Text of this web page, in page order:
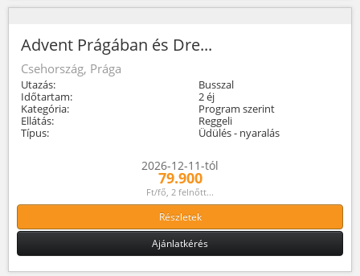
Advent Prágában és Dre...
Csehország, Prága
Utazás:
Busszal
Időtartam:
2 éj
Kategória:
Program szerint
Ellátás:
Reggeli
Típus:
Üdülés - nyaralás
2026-12-11-tól
79.900
Ft/fő, 2 felnőtt...
Részletek
Ajánlatkérés